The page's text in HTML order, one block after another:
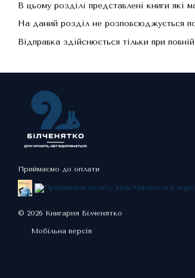
В цьому розділі представлені книги
На даний розділ не розповсюджується
Відправка здійснюється тільки при
Приймаємо до оплати
© 2026 Книгарня Білченятко
Мобільна версія